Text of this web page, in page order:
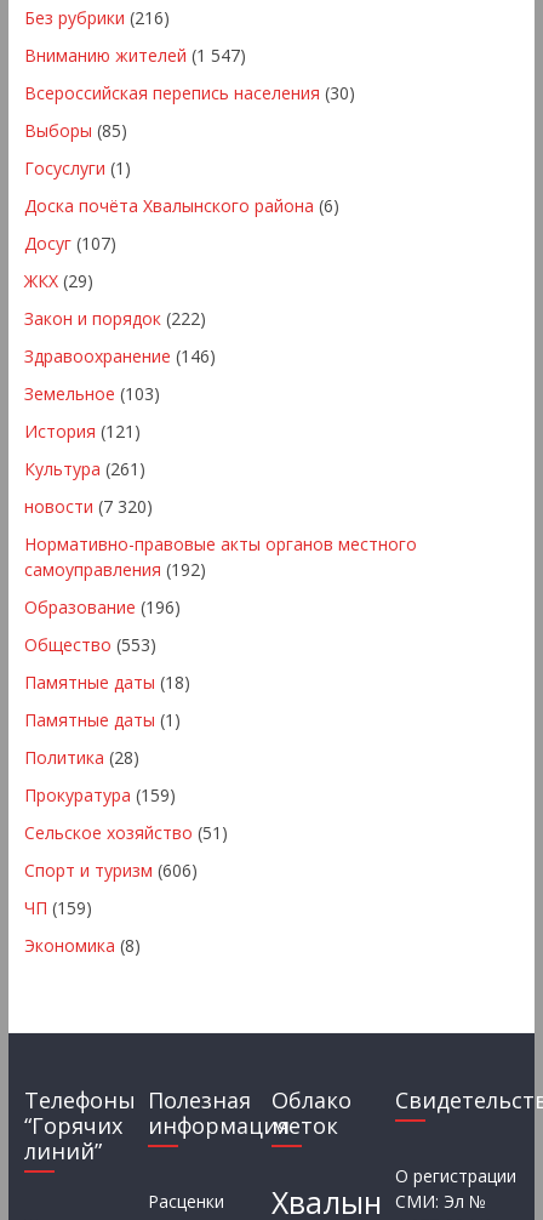
Без рубрики (216)
Вниманию жителей (1 547)
Всероссийская перепись населения (30)
Выборы (85)
Госуслуги (1)
Доска почёта Хвалынского района (6)
Досуг(107)
ЖКХ(29)
Закон и порядок(222)
Здравоохранение (146)
Земельное (103)
История (121)
Культура (261)
новости (7 320)
Нормативно-правовые акты органов местного
самоуправления (192)
Образование (196)
Общество (553)
Памятные даты (18)
Памятные даты (1)
Политика (28)
Прокуратура (159)
Сельское хозяйство (51)
Спорт и туризм (606)
ЧП (159)
Экономика (8)
Телефоны
“Горячих
линий”
Полезная
информация
Расценки
Облако
меток
Хвалын
О регистрации
СМИ: Эл №